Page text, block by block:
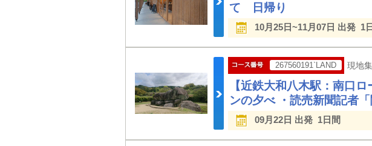
て 日帰り
10月25日~11月07日 出発 1
267560191`LAND 現地
【近鉄大和八木駅：南口
ンの夕べ ・読売新聞記者
09月22日 出発 1日間